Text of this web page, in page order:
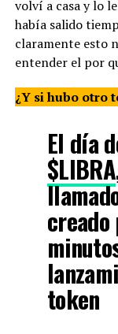
volví a casa y lo
había salido
claramente esto
entender el por
¿Y si hubo otro
El día
$LIBRA
token